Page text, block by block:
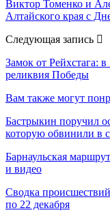
Виктор Томенко и
Алтайского края с
Следующая запись
Замок от Рейхстага:
реликвия Победы
Вам также могут
Бастрыкин поручил
которую обвинили в
Барнаульская
и видео
Сводка
по 22 декабря